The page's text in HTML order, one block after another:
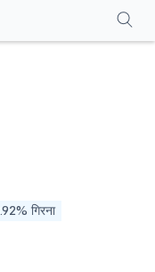
गिरना
सामान्य प्रश्न